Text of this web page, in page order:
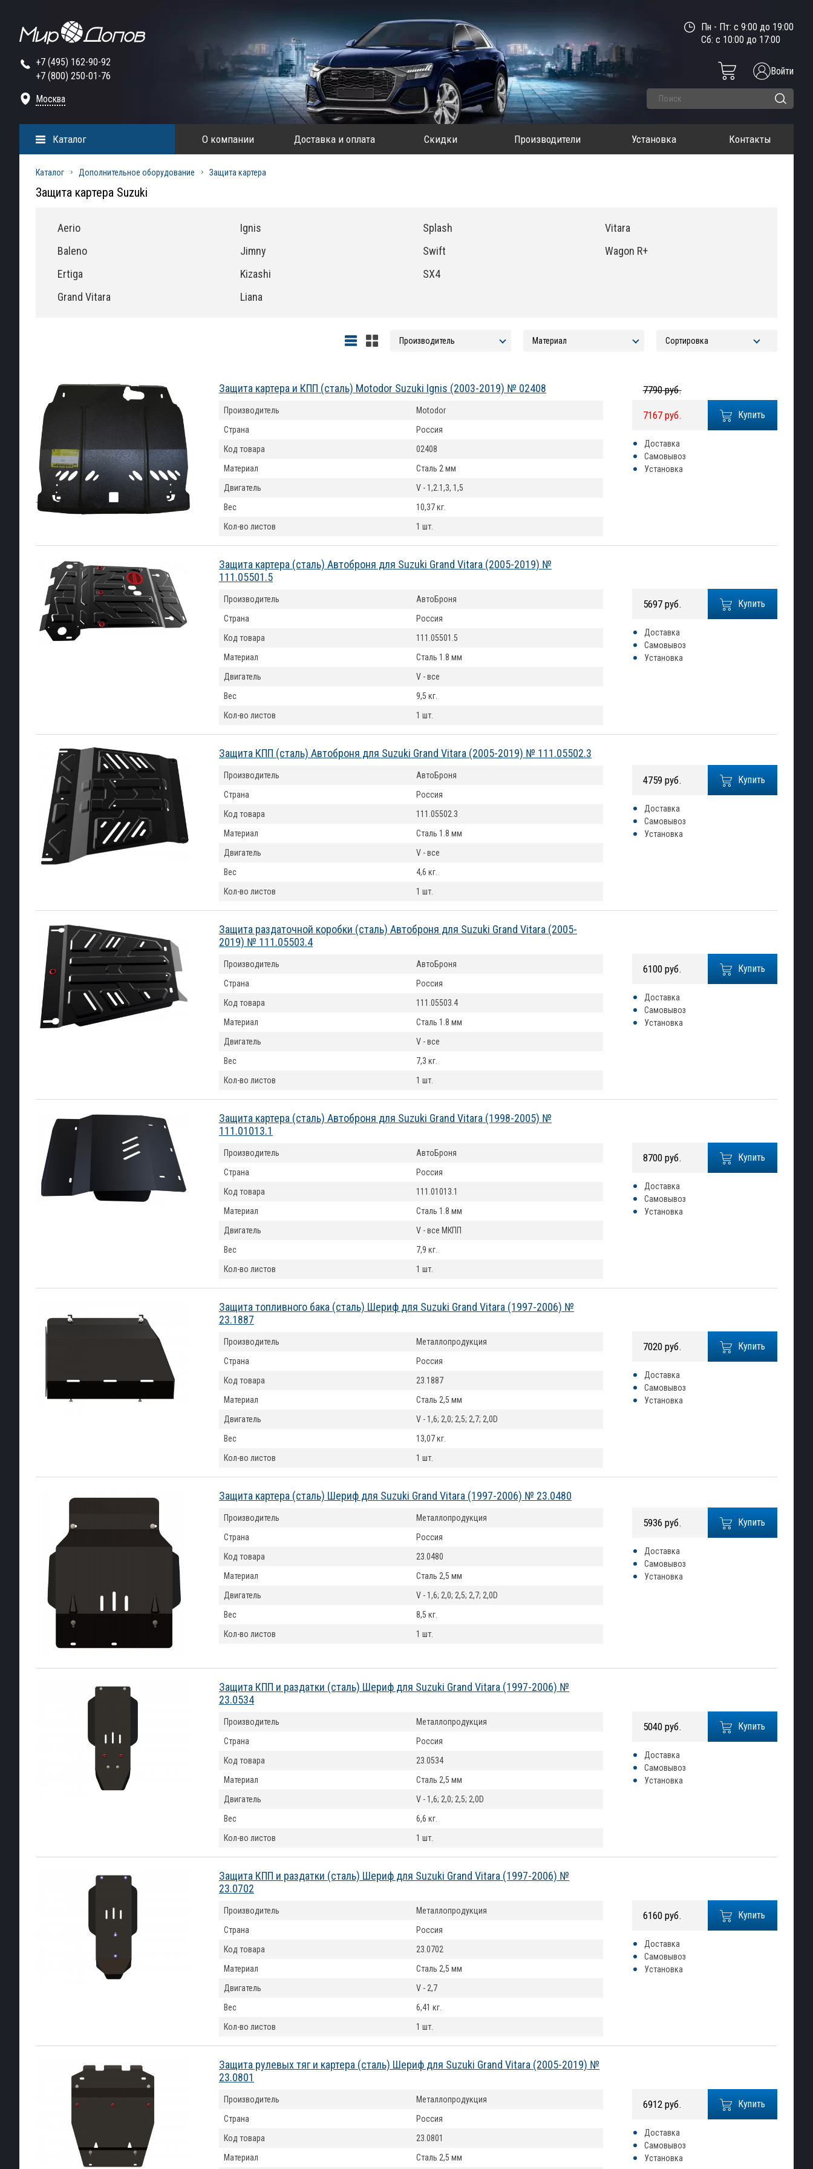
+7 (495) 162-90-92
+7 (800) 250-01-76
Москва
Пн - Пт: с 9:00 до 19:00
Сб: с 10:00 до 17:00
Войти
О компании Доставка и оплата Скидки Производители Установка Контакты
Каталог
Каталог Дополнительное оборудование Защита картера
Защита картера Suzuki
Aeriо
Baleno
Ertiga
Grand Vitara
Ignis
Jimny
Kizashi
Liana
Splash
Swift
SX4
Vitara
Wagon R+
Защита картера и КПП (сталь) Motodor Suzuki Ignis (2003-2019) № 02408
Купить
7790 руб.
7167 руб.
Доставка
Самовывоз
Установка
Производитель
Motodor
Страна
Россия
Код товара
02408
Материал
Сталь 2 мм
Двигатель
V - 1,2.1,3, 1,5
Вес
10,37 кг.
Кол-во листов
1 шт.
Защита картера (сталь) Автоброня для Suzuki Grand Vitara (2005-2019) №
111.05501.5
Купить
5697 руб.
Доставка
Самовывоз
Установка
Производитель
АвтоБроня
Страна
Россия
Код товара
111.05501.5
Материал
Сталь 1.8 мм
Двигатель
V - все
Вес
9,5 кг.
Кол-во листов
1 шт.
Защита КПП (сталь) Автоброня для Suzuki Grand Vitara (2005-2019) № 111.05502.3
Купить
4759 руб.
Доставка
Самовывоз
Установка
Производитель
АвтоБроня
Страна
Россия
Код товара
111.05502.3
Материал
Сталь 1.8 мм
Двигатель
V - все
Вес
4,6 кг.
Кол-во листов
1 шт.
Защита раздаточной коробки (сталь) Автоброня для Suzuki Grand Vitara (2005-
2019) № 111.05503.4
Купить
6100 руб.
Доставка
Самовывоз
Установка
Производитель
АвтоБроня
Страна
Россия
Код товара
111.05503.4
Материал
Сталь 1.8 мм
Двигатель
V - все
Вес
7,3 кг.
Кол-во листов
1 шт.
Защита картера (сталь) Автоброня для Suzuki Grand Vitara (1998-2005) №
111.01013.1
Купить
8700 руб.
Доставка
Самовывоз
Установка
Производитель
АвтоБроня
Страна
Россия
Код товара
111.01013.1
Материал
Сталь 1.8 мм
Двигатель
V - все МКПП
Вес
7,9 кг.
Кол-во листов
1 шт.
Защита топливного бака (сталь) Шериф для Suzuki Grand Vitara (1997-2006) №
23.1887
Купить
7020 руб.
Доставка
Самовывоз
Установка
Производитель
Металлопродукция
Страна
Россия
Код товара
23.1887
Материал
Сталь 2,5 мм
Двигатель
V - 1,6; 2,0; 2,5; 2,7; 2,0D
Вес
13,07 кг.
Кол-во листов
1 шт.
Защита картера (сталь) Шериф для Suzuki Grand Vitara (1997-2006) № 23.0480
Купить
5936 руб.
Доставка
Самовывоз
Установка
Производитель
Металлопродукция
Страна
Россия
Код товара
23.0480
Материал
Сталь 2,5 мм
Двигатель
V - 1,6; 2,0; 2,5; 2,7; 2,0D
Вес
8,5 кг.
Кол-во листов
1 шт.
Защита КПП и раздатки (сталь) Шериф для Suzuki Grand Vitara (1997-2006) №
23.0534
Купить
5040 руб.
Доставка
Самовывоз
Установка
Производитель
Металлопродукция
Страна
Россия
Код товара
23.0534
Материал
Сталь 2,5 мм
Двигатель
V - 1,6; 2,0; 2,5; 2,0D
Вес
6,6 кг.
Кол-во листов
1 шт.
Защита КПП и раздатки (сталь) Шериф для Suzuki Grand Vitara (1997-2006) №
23.0702
Купить
6160 руб.
Доставка
Самовывоз
Установка
Производитель
Металлопродукция
Страна
Россия
Код товара
23.0702
Материал
Сталь 2,5 мм
Двигатель
V - 2,7
Вес
6,41 кг.
Кол-во листов
1 шт.
Защита рулевых тяг и картера (сталь) Шериф для Suzuki Grand Vitara (2005-2019) №
23.0801
Купить
6912 руб.
Доставка
Самовывоз
Установка
Производитель
Металлопродукция
Страна
Россия
Код товара
23.0801
Материал
Сталь 2,5 мм